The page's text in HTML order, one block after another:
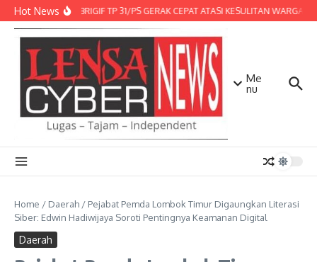
Lewati ke konten
Hot NewsDENMA BRIGIF TP 31/PS GERAK CEPAT ATASI KESULITAN WARGA,
Me
nu
Home / Daerah / Pejabat Pemda Lombok Timur Digaungkan Literasi
Siber: Edwin Hadiwijaya Soroti Pentingnya Keamanan Digital
Daerah